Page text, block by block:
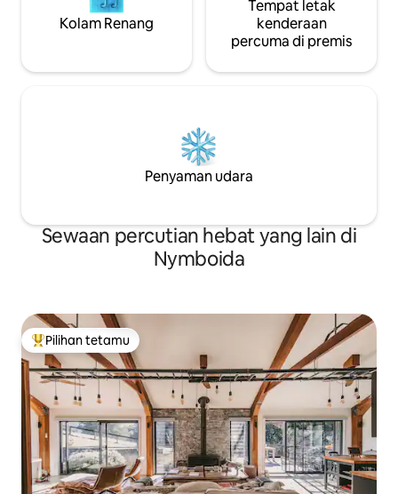
Kolam Renang
Tempat letak
kenderaan
percuma di premis
Penyaman udara
Sewaan percutian hebat yang lain di
Nymboida
Pilihan utama tetamu
Pilihan tetamu